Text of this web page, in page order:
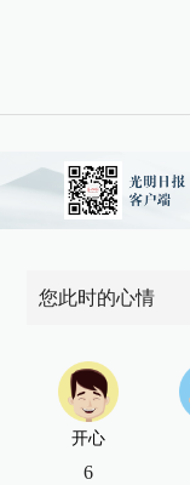
您此时的心情
开心
6